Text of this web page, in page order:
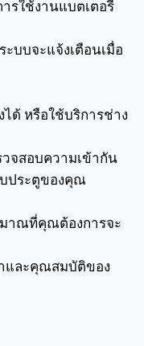
ารใช้งานแบตเตอรี่
ระบบจะแจ้งเตือนเมื่อ
ได้ หรือใช้บริการช่าง
วจสอบความเข้ากัน
บประตูของคุณ
าณที่คุณต้องการจะ
และคุณสมบัติของ